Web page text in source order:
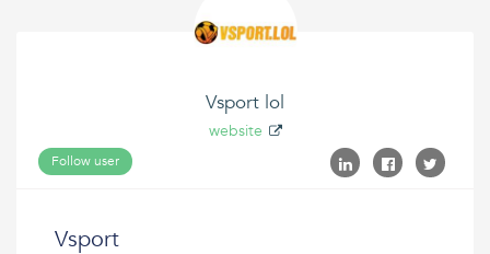
Vsport lol
website
Follow user
Vsport